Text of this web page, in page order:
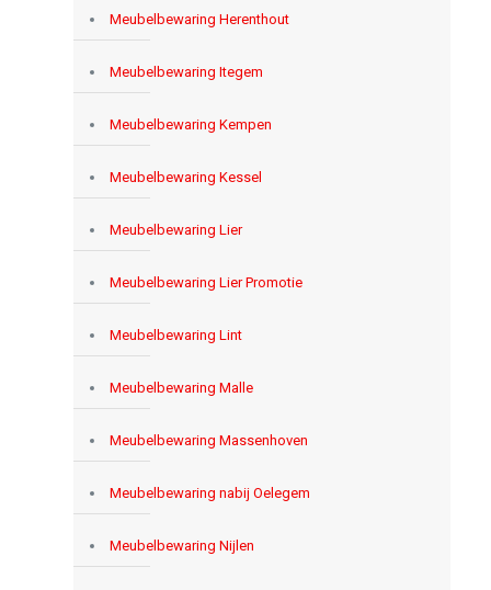
Meubelbewaring Herenthout
Meubelbewaring Itegem
Meubelbewaring Kempen
Meubelbewaring Kessel
Meubelbewaring Lier
Meubelbewaring Lier Promotie
Meubelbewaring Lint
Meubelbewaring Malle
Meubelbewaring Massenhoven
Meubelbewaring nabij Oelegem
Meubelbewaring Nijlen